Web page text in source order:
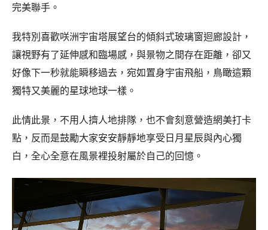
完美聯手。
我特別喜歡咲洲宇宙塔展望台的傾斜式玻璃窗迴廊設計，
讓視野有了延伸感和臨場感，與景物之間存在距離，卻又
好像下一秒就能瞬移過去，宛如置身宇宙飛船，鳥瞰這顆
獨特又美麗的星球地球一樣。
此情此景，不用人擠人地排隊，也不會刻意營造網美打卡
點，反而是鼓勵大家安安靜靜地享受日月星辰與內心獨
白，全心全意在風景裡投射屬於自己的回憶。